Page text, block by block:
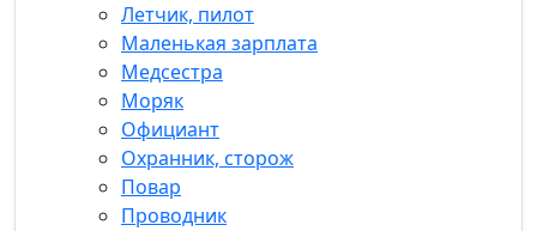
Летчик, пилот
Маленькая зарплата
Медсестра
Моряк
Официант
Охранник, сторож
Повар
Проводник